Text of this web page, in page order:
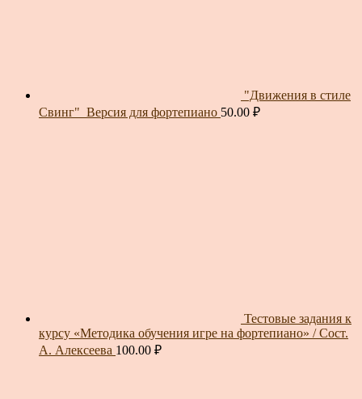
"Движения в стиле
Свинг"_Версия для фортепиано 50.00 ₽
Тестовые задания к
курсу «Методика обучения игре на фортепиано» / Сост.
А. Алексеева 100.00 ₽